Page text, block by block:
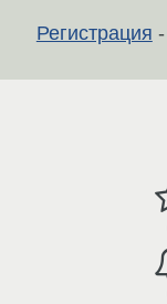
Регистрация -